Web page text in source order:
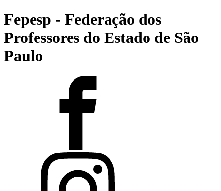
Fepesp - Federação dos
Professores do Estado de São
Paulo